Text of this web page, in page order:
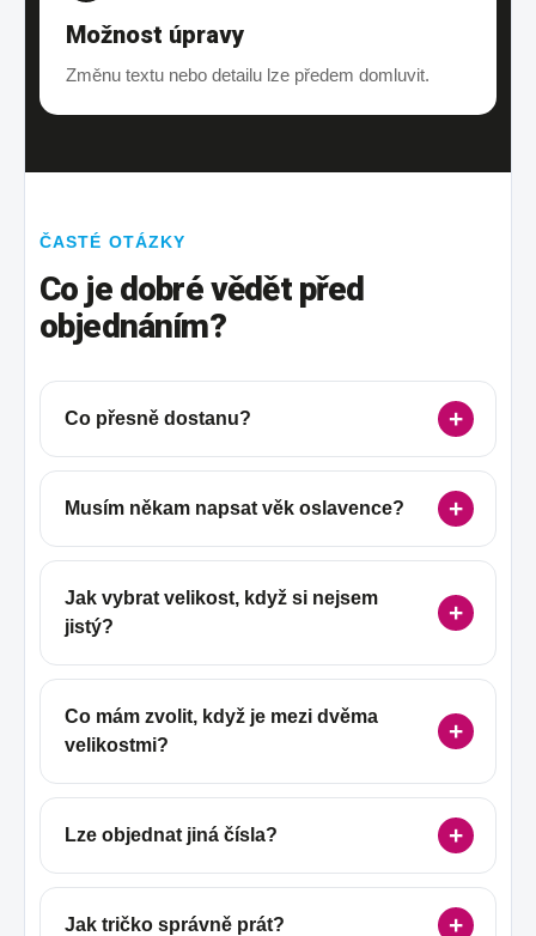
Možnost úpravy
Změnu textu nebo detailu lze předem domluvit.
ČASTÉ OTÁZKY
Co je dobré vědět před
objednáním?
Co přesně dostanu?
Musím někam napsat věk oslavence?
Jak vybrat velikost, když si nejsem
jistý?
Co mám zvolit, když je mezi dvěma
velikostmi?
Lze objednat jiná čísla?
Jak tričko správně prát?